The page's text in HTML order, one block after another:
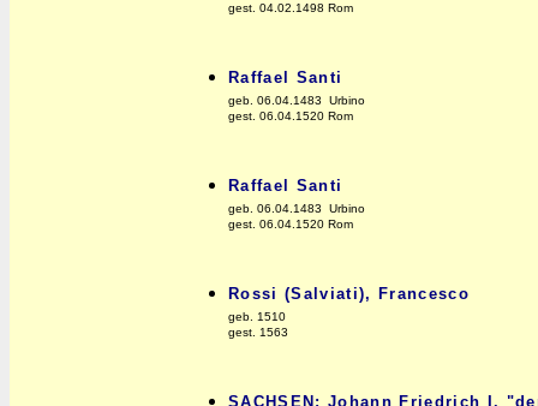
gest. 04.02.1498 Rom
Raffael Santi
geb. 06.04.1483 Urbino
gest. 06.04.1520 Rom
Raffael Santi
geb. 06.04.1483 Urbino
gest. 06.04.1520 Rom
Rossi (Salviati), Francesco
geb. 1510
gest. 1563
SACHSEN: Johann Friedrich I.